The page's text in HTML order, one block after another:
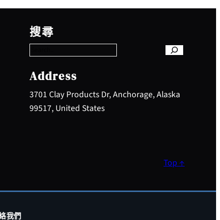
搜尋
e
a
c
h
Address
3701 Clay Products Dr, Anchorage, Alaska
99517, United States
Top ↑
我們